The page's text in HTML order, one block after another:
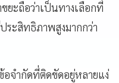
ยะถือว่าเป็นทางเลือกที่
ระสิทธิภาพสูงมากกว่า
อจำกัดที่ติดขัดอยู่หลายแง่